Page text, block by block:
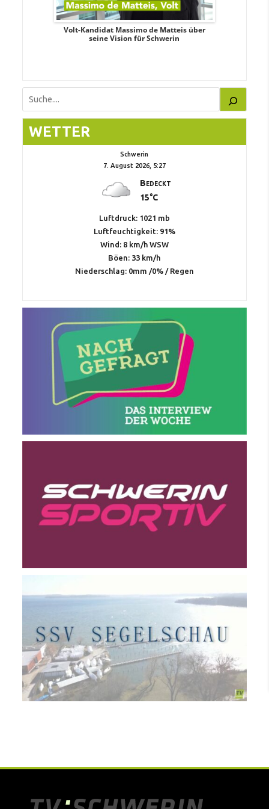
Volt-Kandidat Massimo de Matteis über
seine Vision für Schwerin
Suchen
WETTER
Schwerin
7. August 2026, 5:27
Bedeckt
15°C
Luftdruck: 1021 mb
Luftfeuchtigkeit: 91%
Wind: 8 km/h WSW
Böen: 33 km/h
Niederschlag: 0mm /0%/ Regen